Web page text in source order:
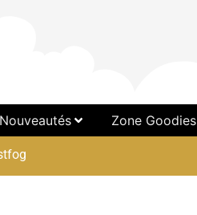
Zone Goodies